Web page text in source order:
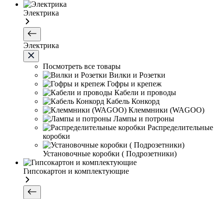
Электрика
Электрика
Посмотреть все товары
Вилки и Розетки
Гофры и крепеж
Кабели и проводы
Кабель Конкорд
Клеммники (WAGOО)
Лампы и потроны
Распределительные
коробки
Установочные коробки ( Подрозетники)
Гипсокартон и комплектующие